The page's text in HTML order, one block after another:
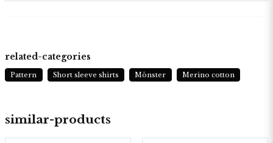
similar-products
related-categories
Pattern Short sleeve shirts Mönster Merino cotton